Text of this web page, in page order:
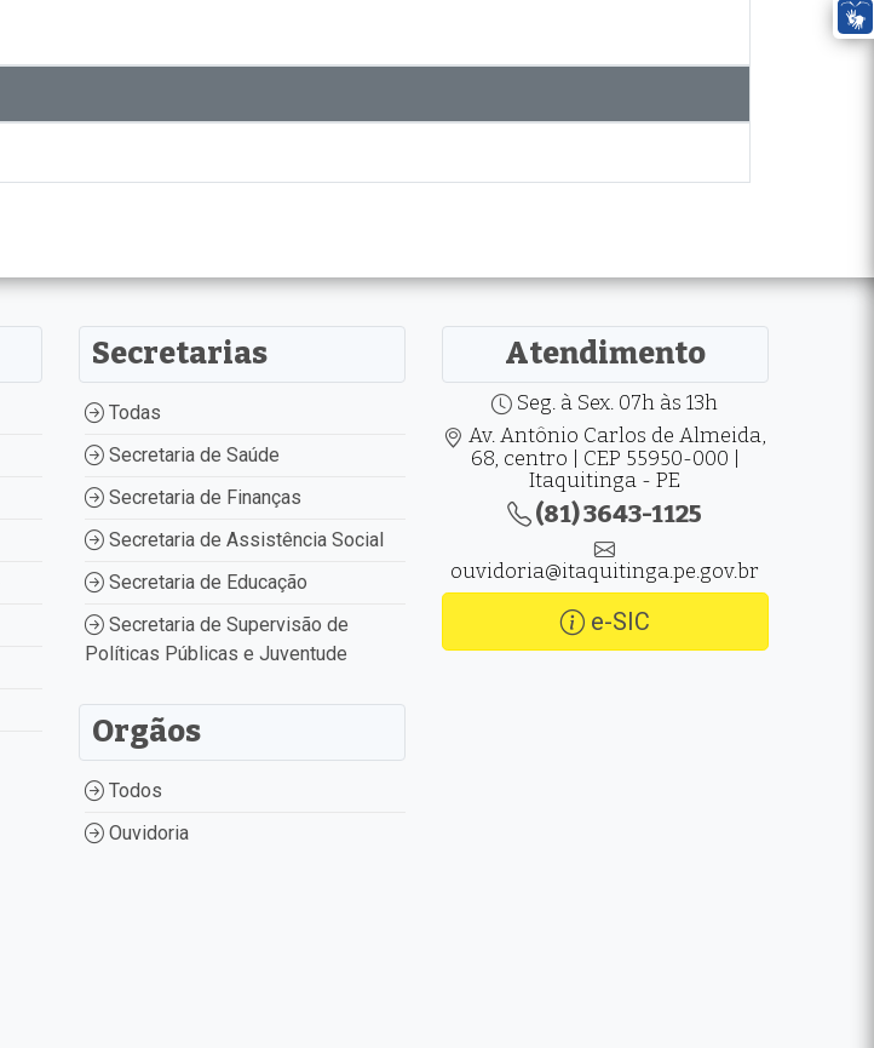
Secretarias
Todas
Secretaria de Saúde
Secretaria de Finanças
Secretaria de Assistência Social
Secretaria de Educação
Secretaria de Supervisão de
Políticas Públicas e Juventude
Orgãos
Todos
Ouvidoria
Atendimento
Seg. à Sex. 07h às 13h
Av. Antônio Carlos de Almeida,
68, centro | CEP 55950-000 |
Itaquitinga - PE
(81) 3643-1125
ouvidoria@itaquitinga.pe.gov.br
e-SIC